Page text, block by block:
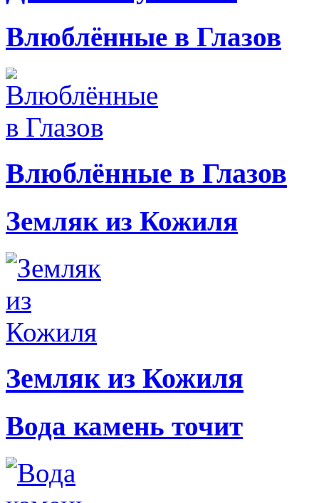
Влюблённые в Глазов
Влюблённые в Глазов
Земляк из Кожиля
Земляк из Кожиля
Вода камень точит